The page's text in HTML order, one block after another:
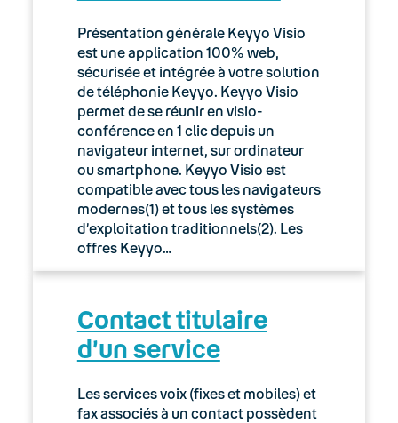
Présentation générale Keyyo Visio
est une application 100% web,
sécurisée et intégrée à votre solution
de téléphonie Keyyo. Keyyo Visio
permet de se réunir en visio-
conférence en 1 clic depuis un
navigateur internet, sur ordinateur
ou smartphone. Keyyo Visio est
compatible avec tous les navigateurs
modernes(1) et tous les systèmes
d’exploitation traditionnels(2). Les
offres Keyyo…
Contact titulaire
d’un service
Les services voix (fixes et mobiles) et
fax associés à un contact possèdent